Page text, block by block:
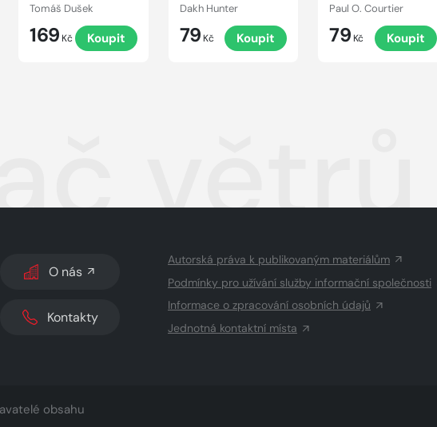
Tomáš Dušek
169 Kč Koupit
Dakh Hunter
79 Kč Koupit
Paul O. Courtier
79 Kč Koupit
větrů
O nás
Kontakty
Autorská práva k publikovaným materiálům
Podmínky pro užívání služby informační společnosti
Informace o zpracování osobních údajů
Jednotná kontaktní místa
obsahu